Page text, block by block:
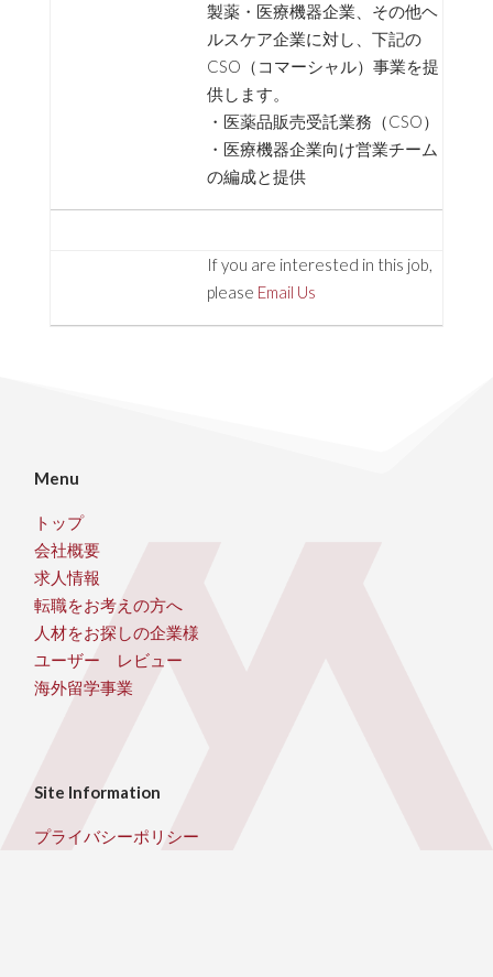
製薬・医療機器企業、その他ヘ
ルスケア企業に対し、下記の
CSO（コマーシャル）事業を提
供します。
・医薬品販売受託業務（CSO）
・医療機器企業向け営業チーム
の編成と提供
If you are interested in this job,
please Email Us
Menu
トップ
会社概要
求人情報
転職をお考えの方へ
人材をお探しの企業様
ユーザー レビュー
海外留学事業
Site Information
プライバシーポリシー